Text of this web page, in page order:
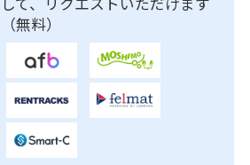
（無料）